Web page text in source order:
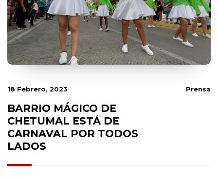
18 Febrero, 2023 Prensa
BARRIO MÁGICO DE
CHETUMAL ESTÁ DE
CARNAVAL POR TODOS
LADOS